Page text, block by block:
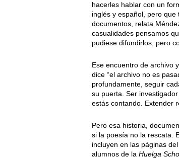
hacerles hablar con un
inglés y español, pero
documentos, relata
casualidades pensamos
pudiese difundirlos, pero
Ese encuentro de archivo
dice “el archivo no es
profundamente, seguir
su puerta. Ser
estás contando. Extender
Pero esa historia,
si la poesía no la rescata.
incluyen en las páginas
alumnos de la Huelga